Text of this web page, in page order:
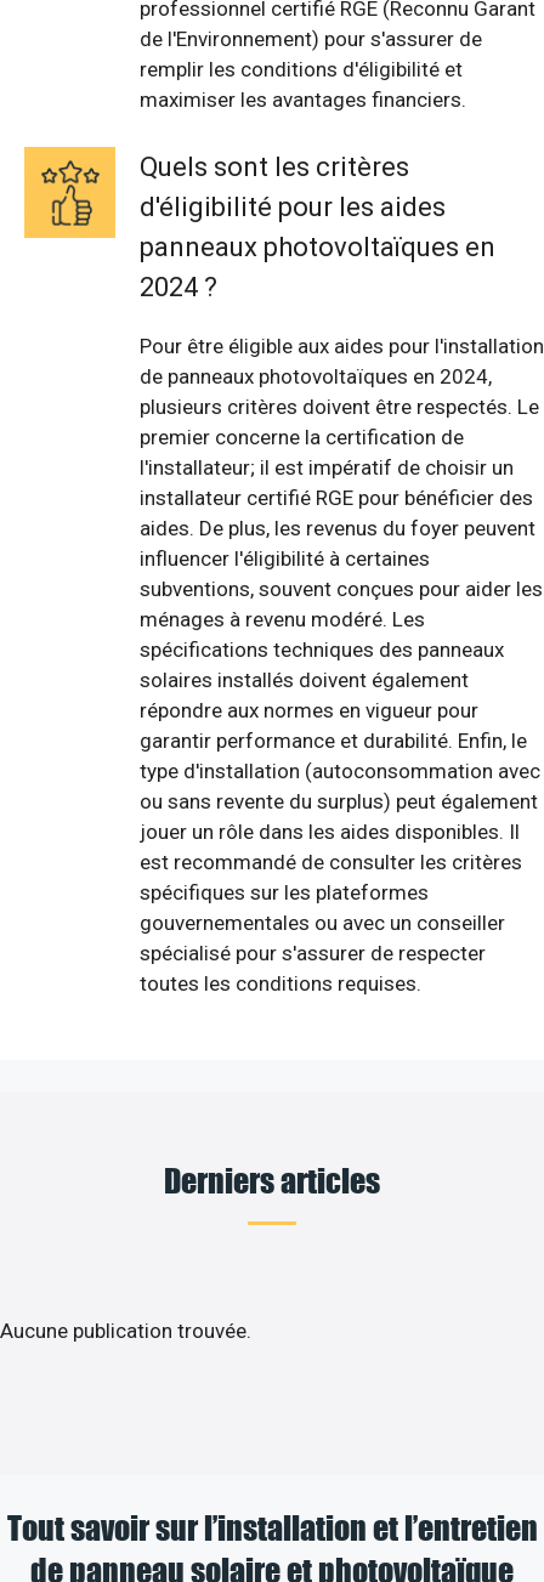
professionnel certifié RGE (Reconnu Garant
de l'Environnement) pour s'assurer de
remplir les conditions d'éligibilité et
maximiser les avantages financiers.
Quels sont les critères
d'éligibilité pour les aides
panneaux photovoltaïques en
2024 ?
Pour être éligible aux aides pour l'installation
de panneaux photovoltaïques en 2024,
plusieurs critères doivent être respectés. Le
premier concerne la certification de
l'installateur; il est impératif de choisir un
installateur certifié RGE pour bénéficier des
aides. De plus, les revenus du foyer peuvent
influencer l'éligibilité à certaines
subventions, souvent conçues pour aider les
ménages à revenu modéré. Les
spécifications techniques des panneaux
solaires installés doivent également
répondre aux normes en vigueur pour
garantir performance et durabilité. Enfin, le
type d'installation (autoconsommation avec
ou sans revente du surplus) peut également
jouer un rôle dans les aides disponibles. Il
est recommandé de consulter les critères
spécifiques sur les plateformes
gouvernementales ou avec un conseiller
spécialisé pour s'assurer de respecter
toutes les conditions requises.
Derniers articles
Aucune publication trouvée.
Tout savoir sur l’installation et l’entretien
de panneau solaire et photovoltaïque